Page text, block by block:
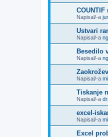
Napisal/-a
Ustvari
Napisal/-a
Besedilo
Napisal/-a
Napisal/-a
Tiskanje
Napisal/-a
excel-
Napisal/-a
Excel